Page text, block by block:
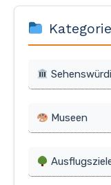
Museen